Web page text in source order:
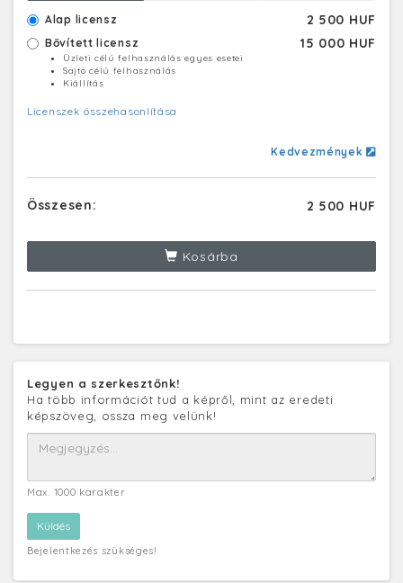
Alap licensz 2 500 HUF
Bővített licensz 15 000 HUF
Üzleti célú felhasználás egyes esetei
Sajtó célú felhasználás
Kiállítás
Licenszek összehasonlítása
Kedvezmények
Összesen: 2 500 HUF
Kosárba
Legyen a szerkesztőnk!
Ha több információt tud a képről, mint az eredeti
képszöveg, ossza meg velünk!
Max. 1000 karakter
Bejelentkezés szükséges!